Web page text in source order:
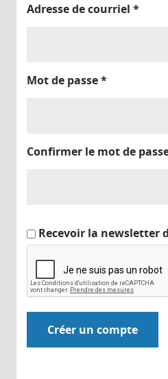
Adresse de courriel *
Mot de passe*
Confirmer le mot de
Recevoir la newsletter